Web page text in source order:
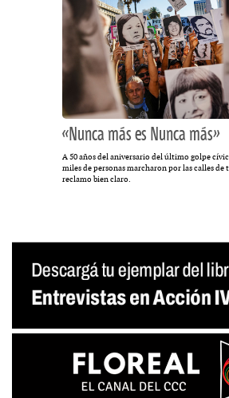
«Nunca más es Nunca más»
A 50 años del aniversario del último golpe
miles de personas marcharon por las calles de
reclamo bien claro.